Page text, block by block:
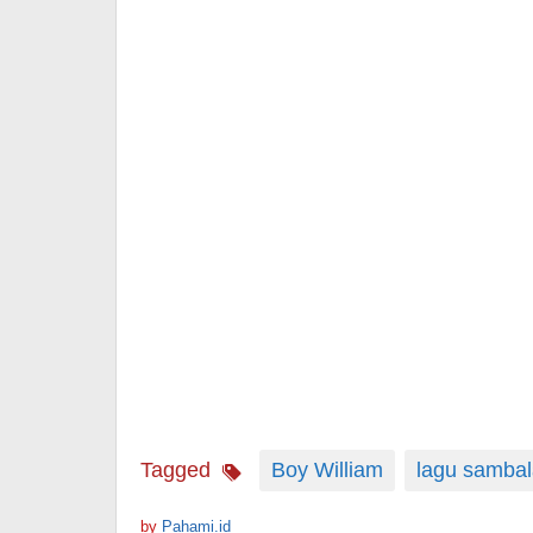
Tagged Boy William lagu
by Pahami.id